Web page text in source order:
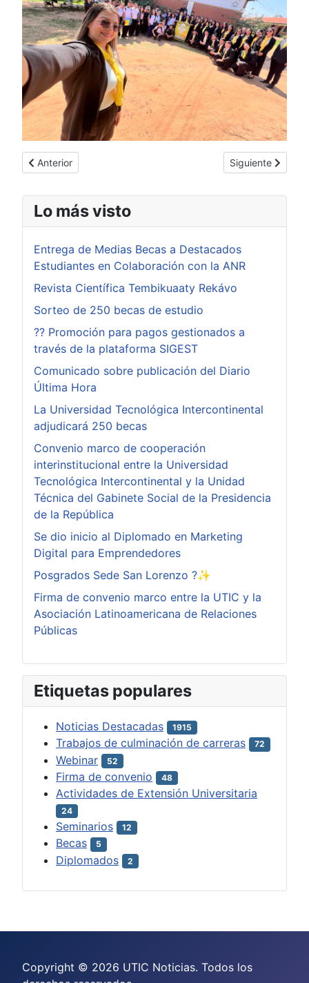
Artículo anterior: ?? Proyecto Primavera Digital – UTIC Sede
Anterior Artículo
Siguiente
Lo más visto
Entrega de Medias Becas a Destacados
Estudiantes en Colaboración con la ANR
Revista Científica Tembikuaaty Rekávo
Sorteo de 250 becas de estudio
?? Promoción para pagos gestionados a
través de la plataforma SIGEST
Comunicado sobre publicación del Diario
Última Hora
La Universidad Tecnológica Intercontinental
adjudicará 250 becas
Convenio marco de cooperación
interinstitucional entre la Universidad
Tecnológica Intercontinental y la Unidad
Técnica del Gabinete Social de la Presidencia
de la República
Se dio inicio al Diplomado en Marketing
Digital para Emprendedores
Posgrados Sede San Lorenzo ?✨
Firma de convenio marco entre la UTIC y la
Asociación Latinoamericana de Relaciones
Públicas
Etiquetas populares
Noticias Destacadas 1915
Trabajos de culminación de carreras 72
Webinar 52
Firma de convenio 48
Actividades de Extensión Universitaria
24
Seminarios 12
Becas 5
Diplomados 2
Copyright © 2026 UTIC Noticias. Todos los